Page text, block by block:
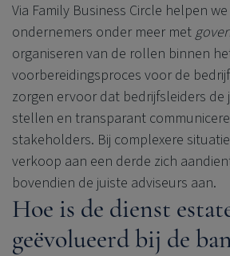
Via Family Business Circle helpen
ondernemers onder meer met
organiseren van de rollen binnen
voorbereidingsproces voor de
zorgen ervoor dat bedrijfsleiders de
stellen en transparant
stakeholders. Bij complexere
verkoop aan een derde zich
bovendien de juiste adviseurs aan.
Hoe is de dienst
geëvolueerd bij de